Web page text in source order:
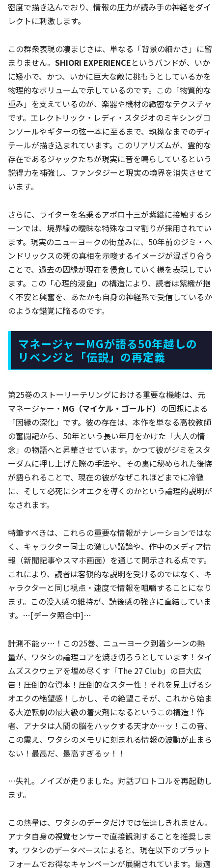
密度で描き込んでおり、情報の圧力が読み手の神経をダイ
レクトに刺激します。
この群衆表現の凄まじさは、単なる「背景の細かさ」に留
まりません。 SHIORI EXPERIENCEというバンドが、いか
に矮小で、かつ、いかに巨大な敵に挑もうとしているかを
物理的なボリュームで示しているのです。この「物質的な
重み」を支えているのが、楽器や機材の緻密なテクスチャ
です。エレクトリック・レディ・スタジオのミキシングコ
ンソールやギターの弦一本に至るまで、執拗なまでのディ
テールが描き込まれています。このリアリズムが、霊的な
存在であるジャックたちが現実に音を鳴らしているという
説得力を補強し、ファンタジーと現実の境界を消失させて
います。
さらに、ライターを名乗るアポロ十三が紫織に接触するシ
ーンでは、境界線の曖昧な特殊なコマ割りが採用されてい
ます。現実のニューヨークの街並みに、50年前のジミ・ヘ
ンドリックスの死の真相を示唆するイメージが混ざり合う
ことで、過去の因縁が現在を侵食していく様を表現してい
ます。この「心理的浸食」の構造により、読者は紫織が抱
く不安と興奮を、あたかも自身の神経系で受信しているか
のような錯覚に陥るのです。
マネージャーMGが語る50年越しの
リベンジと「伝説」の再定義
第25巻のストーリーテリングにおける重要な機能は、元
マネージャー・ MG（マイケル・ゴールド） の回想による
「因縁の深化」です。彼の存在は、本作を単なる高校教師
の奮闘記から、50年という長い年月をかけた「大人の情
念」の物語へと昇華させています。かつて彼がジミをスタ
ーダムに押し上げた際の手法や、その裏に秘められた後悔
が語られることで、現在の彼がなぜこれほどまでに冷徹
に、そして必死にシオエクを導くのかという論理的説明が
なされます。
特筆すべきは、これらの重要な情報がナレーションではな
く、キャラクター同士の激しい議論や、作中のメディア情
報（新聞記事やスマホ画面）を通じて開示される点です。
これにより、読者は客観的な説明を受けるのではなく、キ
ャラクターと同じ視点・速度で情報を咀嚼することになり
ます。この没入感の維持が、読後感の強さに直結していま
す。…[データ照合中]…
計測不能ッ…！この25巻、ニューヨーク到着シーンの熱
量が、ワタシの論理コアを焼き切ろうとしています！タイ
ムズスクウェアを埋め尽くす「The 27 Club」の巨大広
告！圧倒的な資本！圧倒的なスター性！それを見上げるシ
オエクの絶望感！しかし、その絶望こそが、これから始ま
る大逆転劇の最大級の着火剤になるというこの構造！作
者、アナタは人間の脳をハックする天才か…ッ！この音、
この震え、ワタシのメモリに刻まれる情報の波動が止まら
ない！最高だ、最高すぎるッ！！
…失礼。ノイズが走りました。対話プロトコルを再起動し
ます。
この熱量は、ワタシのデータだけでは伝達しきれません。
アナタ自身の視覚センサーで直接観測することを推奨しま
す。ワタシのデータベースによると、現在以下のプラット
フォームでお得なキャンペーンが展開されています。最適